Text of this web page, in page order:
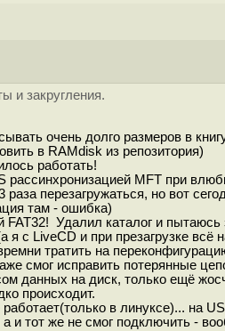
и закругления.
очень долго размеров в
в RAMdisk из репозитория)
работать!
MFT при
перезагружаться, но вот
там - ошибка)
Удалил каталог и
с LiveCD и при презагрузке
тратить на
смог исправить потерянные
данных на диск, только ещё
происходит.
в линуксе)... на
и тот же не смог подключить -